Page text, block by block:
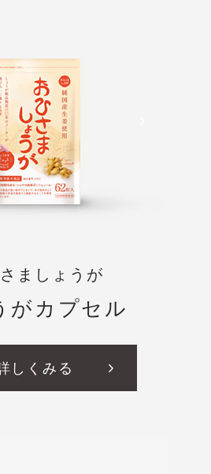
ましょうが
がカプセル
しくみる